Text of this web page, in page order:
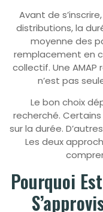
Avant de
distributions, la
moyenne des
remplacement en
collectif. Une
n’est pas
Le bon choix
recherché.
sur la durée.
Les deux
Pourquoi